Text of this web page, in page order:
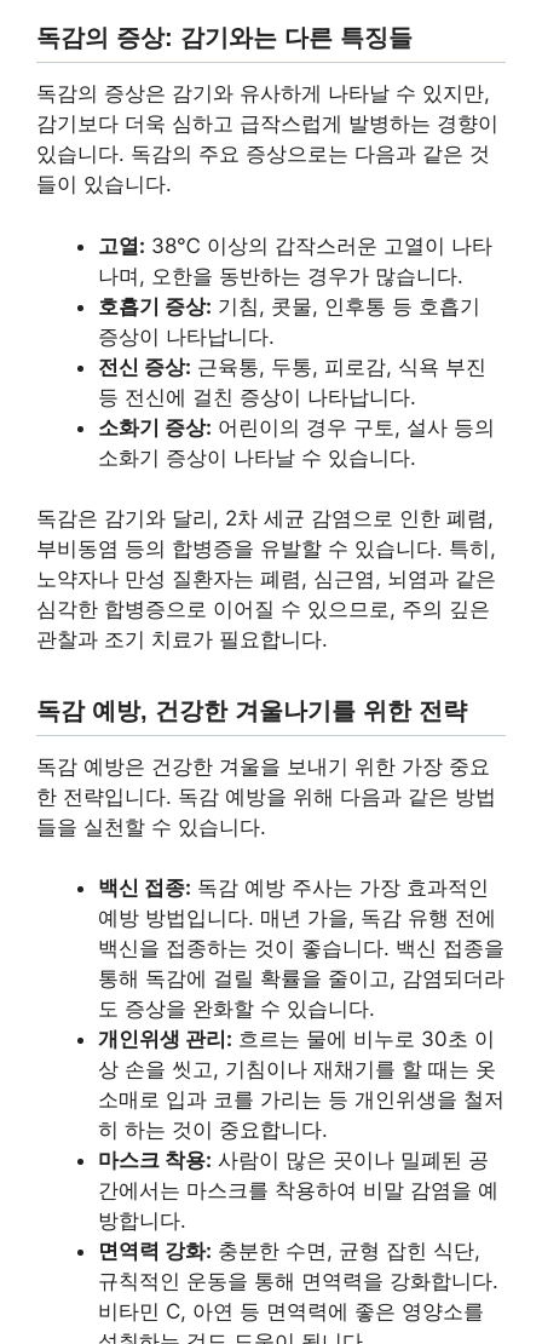
독감의 증상: 감기와는 다른 특징들
독감의 증상은 감기와 유사하게 나타날 수 있지만,
감기보다 더욱 심하고 급작스럽게 발병하는 경향이
있습니다. 독감의 주요 증상으로는 다음과 같은 것
들이 있습니다.
고열: 38℃ 이상의 갑작스러운 고열이 나타
나며, 오한을 동반하는 경우가 많습니다.
호흡기 증상: 기침, 콧물, 인후통 등 호흡기
증상이 나타납니다.
전신 증상: 근육통, 두통, 피로감, 식욕 부진
등 전신에 걸친 증상이 나타납니다.
소화기 증상: 어린이의 경우 구토, 설사 등의
소화기 증상이 나타날 수 있습니다.
독감은 감기와 달리, 2차 세균 감염으로 인한 폐렴,
부비동염 등의 합병증을 유발할 수 있습니다. 특히,
노약자나 만성 질환자는 폐렴, 심근염, 뇌염과 같은
심각한 합병증으로 이어질 수 있으므로, 주의 깊은
관찰과 조기 치료가 필요합니다.
독감 예방, 건강한 겨울나기를 위한 전략
독감 예방은 건강한 겨울을 보내기 위한 가장 중요
한 전략입니다. 독감 예방을 위해 다음과 같은 방법
들을 실천할 수 있습니다.
백신 접종: 독감 예방 주사는 가장 효과적인
예방 방법입니다. 매년 가을, 독감 유행 전에
백신을 접종하는 것이 좋습니다. 백신 접종을
통해 독감에 걸릴 확률을 줄이고, 감염되더라
도 증상을 완화할 수 있습니다.
개인위생 관리: 흐르는 물에 비누로 30초 이
상 손을 씻고, 기침이나 재채기를 할 때는 옷
소매로 입과 코를 가리는 등 개인위생을 철저
히 하는 것이 중요합니다.
마스크 착용: 사람이 많은 곳이나 밀폐된 공
간에서는 마스크를 착용하여 비말 감염을 예
방합니다.
면역력 강화: 충분한 수면, 균형 잡힌 식단,
규칙적인 운동을 통해 면역력을 강화합니다.
비타민 C, 아연 등 면역력에 좋은 영양소를